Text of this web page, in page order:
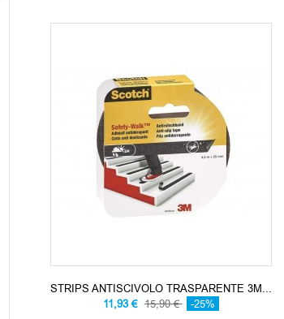
STRIPS ANTISCIVOLO TRASPARENTE 3M...
11,93 € 15,90 € -25%